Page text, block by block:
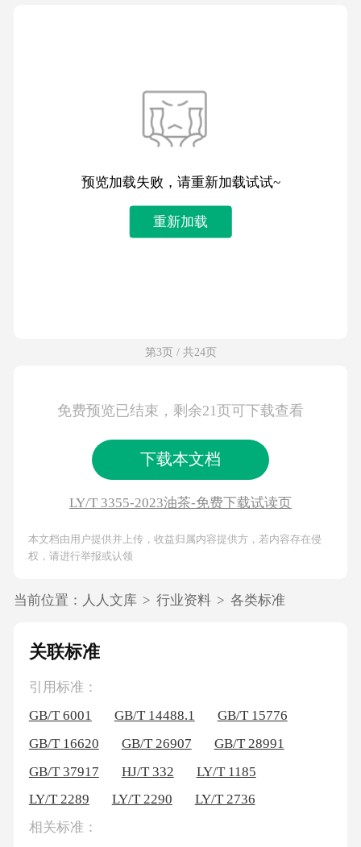
预览加载失败，请重新加载试试~
重新加载
第3页 / 共24页
免费预览已结束，剩余21页可下载查看
下载本文档
LY/T 3355-2023油茶-免费下载试读页
本文档由用户提供并上传，收益归属内容提供方，若内容存在侵
权，请进行举报或认领
当前位置： 人人文库 > 行业资料 > 各类标准
关联标准
引用标准：
GB/T 6001
GB/T 14488.1
GB/T 15776
GB/T 16620
GB/T 26907
GB/T 28991
GB/T 37917
HJ/T 332
LY/T 1185
LY/T 2289
LY/T 2290
LY/T 2736
相关标准：